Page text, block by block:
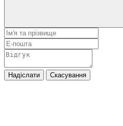
Надіслати Скасування